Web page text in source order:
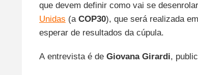
que devem definir como vai se
Unidas (a COP30), que será realizada
esperar de resultados da cúpula.
A entrevista é de Giovana Girardi,